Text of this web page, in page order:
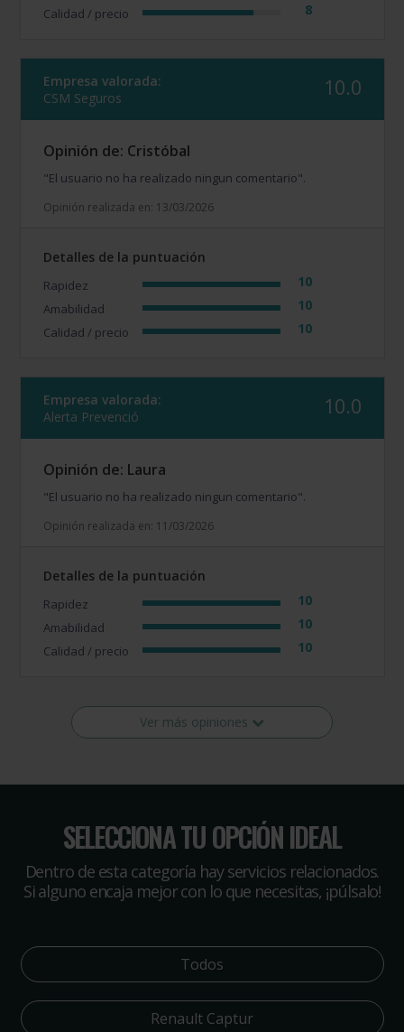
Calidad / precio 8
Empresa valorada:
CSM Seguros
10.0
Opinión de: Cristóbal
"El usuario no ha realizado ningun comentario".
Opinión realizada en: 13/03/2026
Detalles de la puntuación
Rapidez 10
Amabilidad 10
Calidad / precio 10
Empresa valorada:
Alerta Prevenció
10.0
Opinión de: Laura
"El usuario no ha realizado ningun comentario".
Opinión realizada en: 11/03/2026
Detalles de la puntuación
Rapidez 10
Amabilidad 10
Calidad / precio 10
Ver más opiniones
SELECCIONA TU OPCIÓN IDEAL
Dentro de esta categoría hay servicios relacionados.
Si alguno encaja mejor con lo que necesitas, ¡púlsalo!
Todos
Renault Captur